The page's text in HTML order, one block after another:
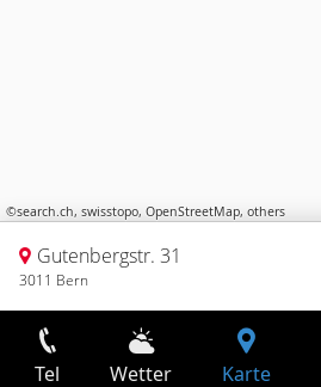
©search.ch, swisstopo, OpenStreetMap, others
Gutenbergstr. 31
3011 Bern
Tel Wetter Karte